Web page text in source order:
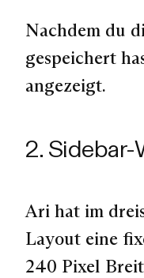
Nachdem du
gespeichert
angezeigt.
2.
Ari hat im
Layout eine
240 Pixel